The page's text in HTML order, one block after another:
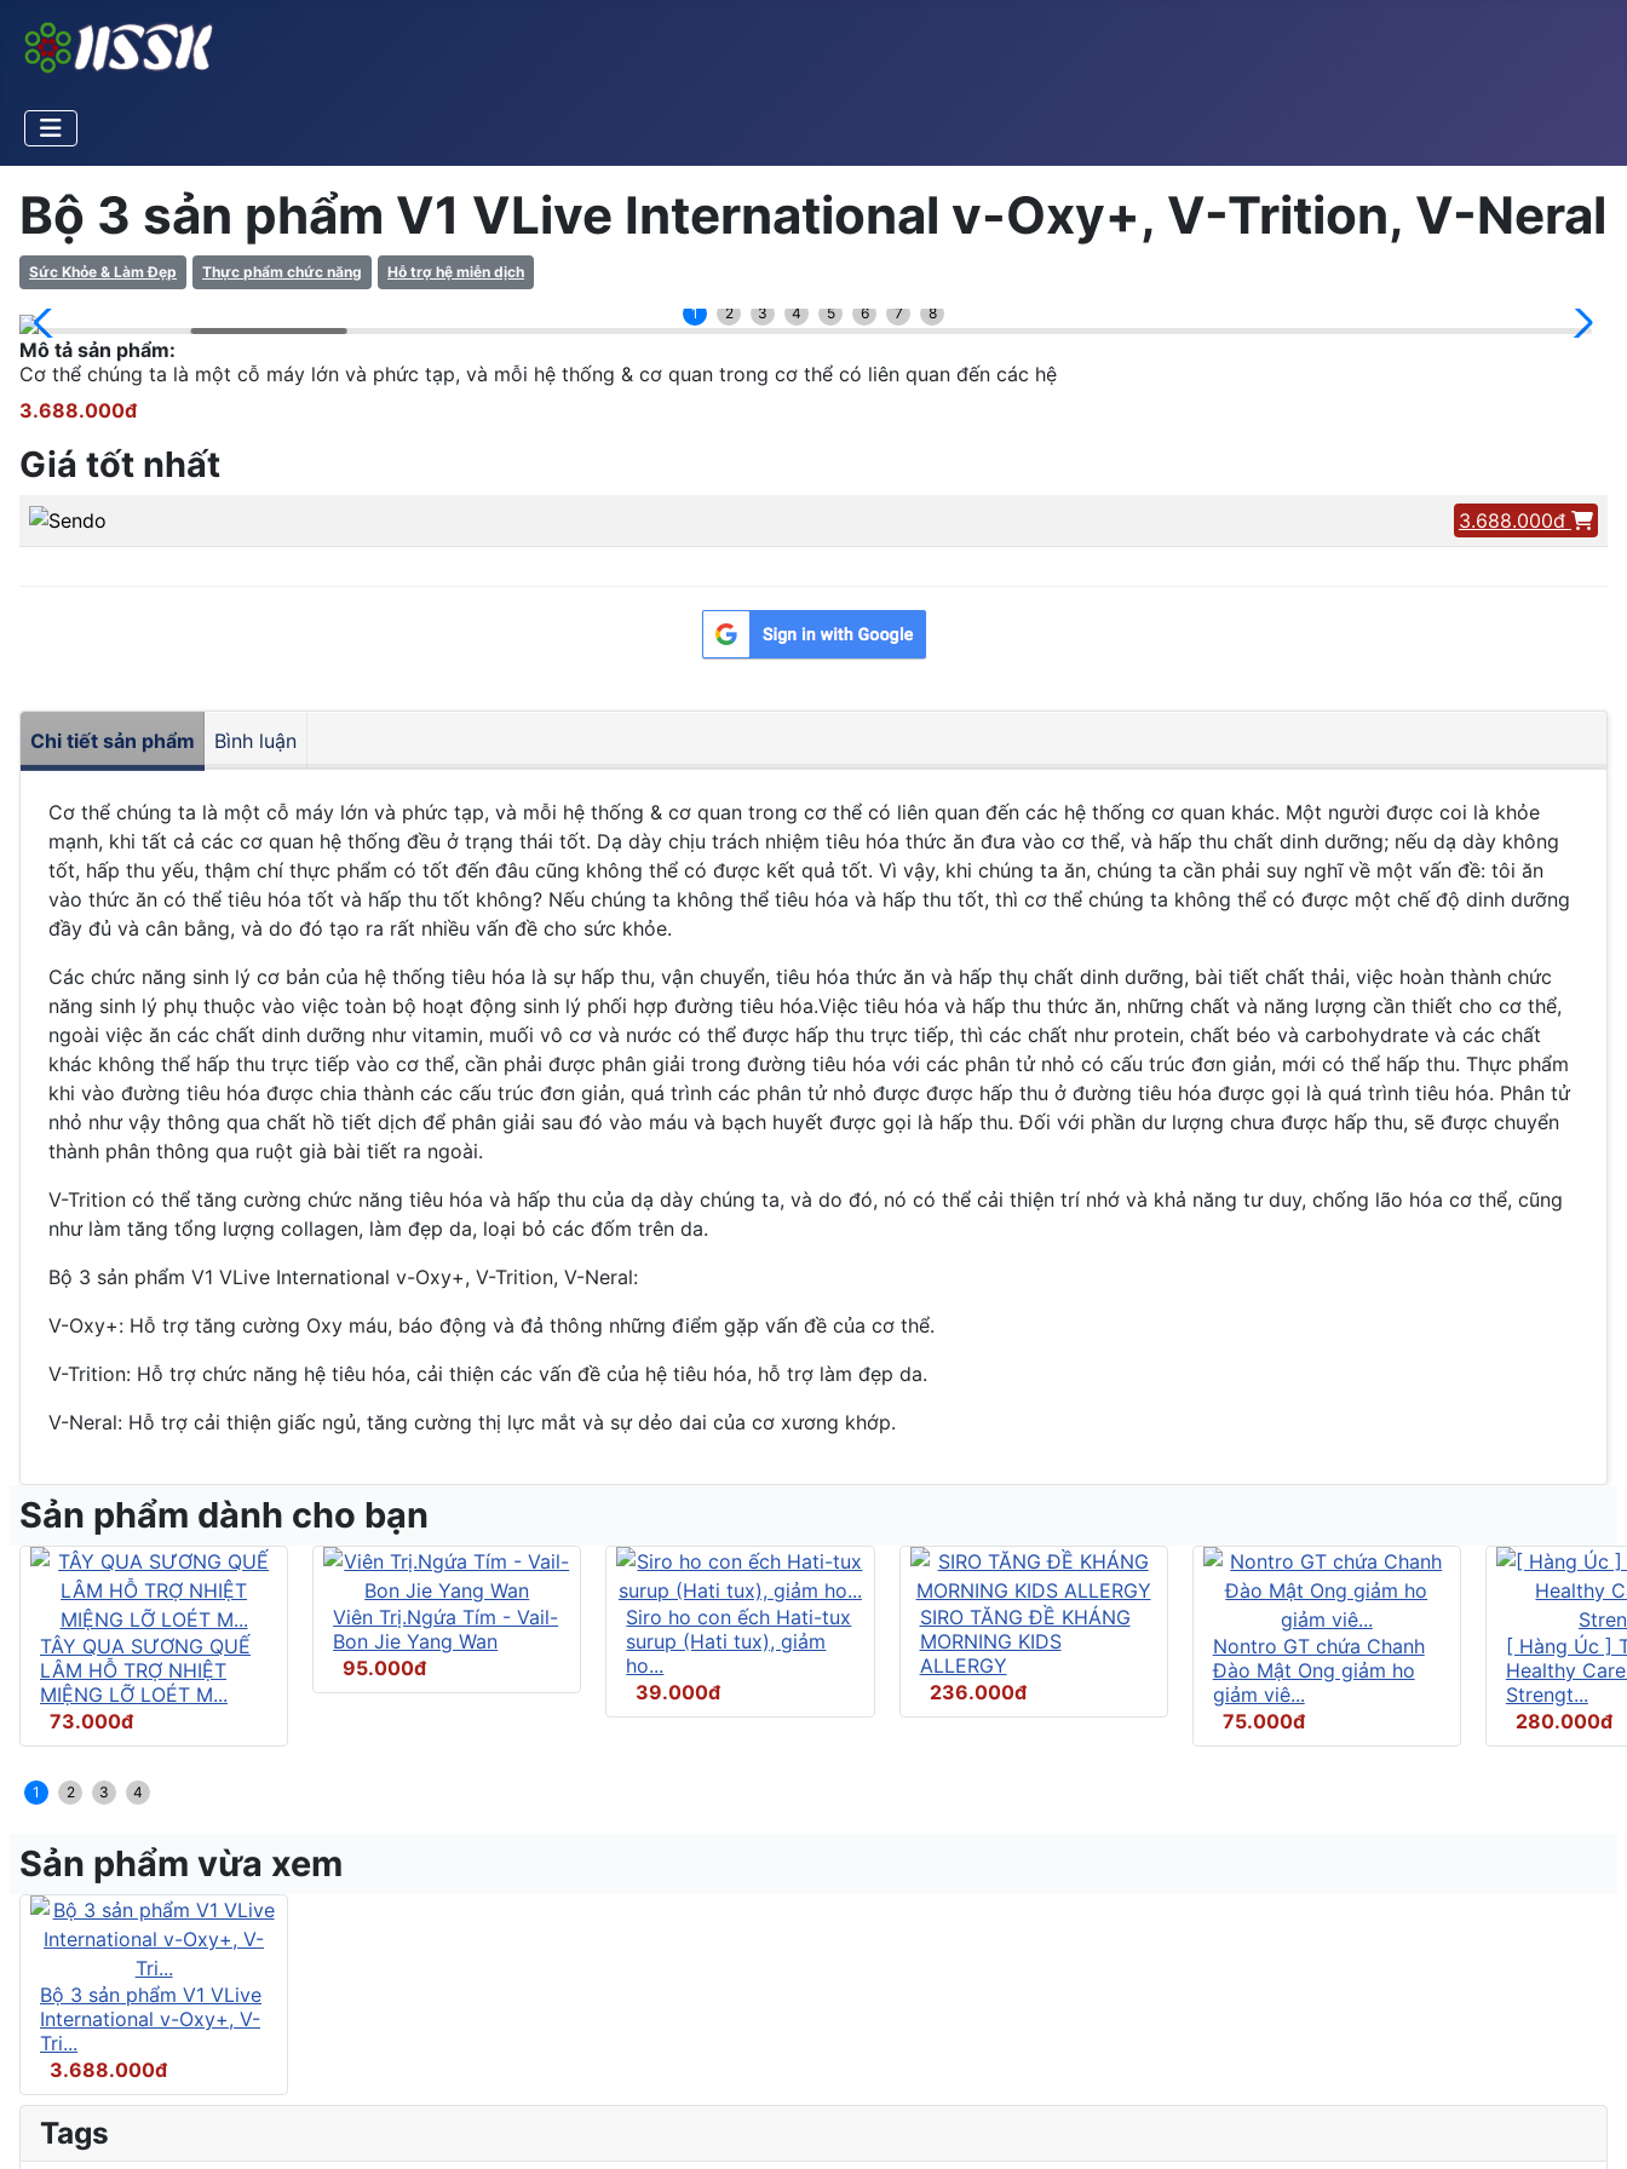
Bộ 3 sản phẩm V1 VLive International v-Oxy+, V-Trition, V-Neral
Sức Khỏe & Làm Đẹp Thực phẩm chức năng Hỗ trợ hệ miễn dịch
1 2 3 4 5 6 7 8
Mô tả sản phẩm:
Cơ thể chúng ta là một cỗ máy lớn và phức tạp, và mỗi hệ thống & cơ quan trong cơ thể có liên quan đến các hệ
3.688.000đ
Giá tốt nhất
3.688.000đ
Chi tiết sản phẩm Bình luận
Cơ thể chúng ta là một cỗ máy lớn và phức tạp, và mỗi hệ thống & cơ quan trong cơ thể có liên quan đến các hệ thống cơ quan khác. Một người được coi là khỏe
mạnh, khi tất cả các cơ quan hệ thống đều ở trạng thái tốt. Dạ dày chịu trách nhiệm tiêu hóa thức ăn đưa vào cơ thể, và hấp thu chất dinh dưỡng; nếu dạ dày không
tốt, hấp thu yếu, thậm chí thực phẩm có tốt đến đâu cũng không thể có được kết quả tốt. Vì vậy, khi chúng ta ăn, chúng ta cần phải suy nghĩ về một vấn đề: tôi ăn
vào thức ăn có thể tiêu hóa tốt và hấp thu tốt không? Nếu chúng ta không thể tiêu hóa và hấp thu tốt, thì cơ thể chúng ta không thể có được một chế độ dinh dưỡng
đầy đủ và cân bằng, và do đó tạo ra rất nhiều vấn đề cho sức khỏe.
Các chức năng sinh lý cơ bản của hệ thống tiêu hóa là sự hấp thu, vận chuyển, tiêu hóa thức ăn và hấp thụ chất dinh dưỡng, bài tiết chất thải, việc hoàn thành chức
năng sinh lý phụ thuộc vào việc toàn bộ hoạt động sinh lý phối hợp đường tiêu hóa.Việc tiêu hóa và hấp thu thức ăn, những chất và năng lượng cần thiết cho cơ thể,
ngoài việc ăn các chất dinh dưỡng như vitamin, muối vô cơ và nước có thể được hấp thu trực tiếp, thì các chất như protein, chất béo và carbohydrate và các chất
khác không thể hấp thu trực tiếp vào cơ thể, cần phải được phân giải trong đường tiêu hóa với các phân tử nhỏ có cấu trúc đơn giản, mới có thể hấp thu. Thực phẩm
khi vào đường tiêu hóa được chia thành các cấu trúc đơn giản, quá trình các phân tử nhỏ được được hấp thu ở đường tiêu hóa được gọi là quá trình tiêu hóa. Phân tử
nhỏ như vậy thông qua chất hồ tiết dịch để phân giải sau đó vào máu và bạch huyết được gọi là hấp thu. Đối với phần dư lượng chưa được hấp thu, sẽ được chuyển
thành phân thông qua ruột già bài tiết ra ngoài.
V-Trition có thể tăng cường chức năng tiêu hóa và hấp thu của dạ dày chúng ta, và do đó, nó có thể cải thiện trí nhớ và khả năng tư duy, chống lão hóa cơ thể, cũng
như làm tăng tổng lượng collagen, làm đẹp da, loại bỏ các đốm trên da.
Bộ 3 sản phẩm V1 VLive International v-Oxy+, V-Trition, V-Neral:
V-Oxy+: Hỗ trợ tăng cường Oxy máu, báo động và đả thông những điểm gặp vấn đề của cơ thể.
V-Trition: Hỗ trợ chức năng hệ tiêu hóa, cải thiện các vấn đề của hệ tiêu hóa, hỗ trợ làm đẹp da.
V-Neral: Hỗ trợ cải thiện giấc ngủ, tăng cường thị lực mắt và sự dẻo dai của cơ xương khớp.
Sản phẩm dành cho bạn
TÂY QUA SƯƠNG QUẾ
LÂM HỖ TRỢ NHIỆT
MIỆNG LỠ LOÉT M...
73.000đ
Viên Trị.Ngứa Tím - Vail-
Bon Jie Yang Wan
95.000đ
Siro ho con ếch Hati-tux
surup (Hati tux), giảm
ho...
39.000đ
SIRO TĂNG ĐỀ KHÁNG
MORNING KIDS
ALLERGY
236.000đ
Nontro GT chứa Chanh
Đào Mật Ong giảm ho
giảm viê...
75.000đ
[ Hàng Úc ]
Healthy
Strengt...
280.000đ
1 2 3 4
Sản phẩm vừa xem
Bộ 3 sản phẩm V1 VLive
International v-Oxy+, V-
Tri...
3.688.000đ
Tags